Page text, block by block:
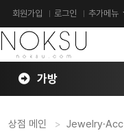
회원가입 로그인 추가메뉴
가방
상점 메인 Jewelry·Acc